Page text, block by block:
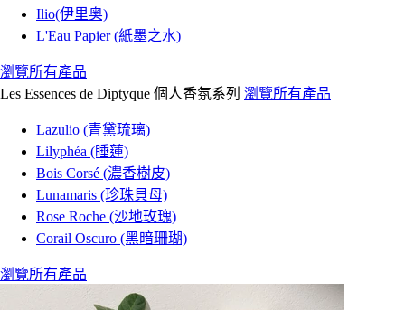
Ilio(伊里奥)
L'Eau Papier (紙墨之水)
瀏覽所有產品
Les Essences de Diptyque 個人香氛系列 瀏覽所有產品
Lazulio (青黛琉璃)
Lilyphéa (睡蓮)
Bois Corsé (濃香樹皮)
Lunamaris (珍珠貝母)
Rose Roche (沙地玫瑰)
Corail Oscuro (黑暗珊瑚)
瀏覽所有產品